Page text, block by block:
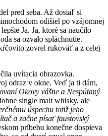
pred seba. Až dosiaľ si
odišiel po vzájomnej
Ja. Ja, ktoré sa naučilo
sa ozvalo spláchnutie.
zovrel rukoväť a z celej
uvítacia obrazovka.
odraz v okne. Veď ja ti dám,
ovaníOkovy vášne a Nespútaný
single malt whisky, ale
čnému úspechu totižjeho
tača začne písaťfaustovský
príbehu konečne dospieva